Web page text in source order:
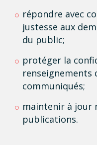
répondre avec
justesse aux
du public;
protéger la
renseignements
communiqués;
maintenir à jour
publications.